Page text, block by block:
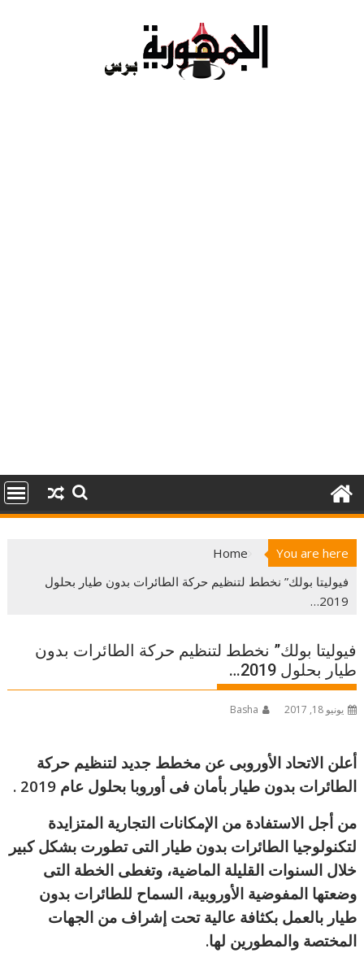
You are here
Home
فيوليتا بولك” نخطط لتنظيم حركة الطائرات بدون طيار بحلول
2019…
فيوليتا بولك” نخطط لتنظيم حركة الطائرات بدون
طيار بحلول 2019…
يونيو 18, 2017 Basha
أعلن الاتحاد الأوروبى عن مخطط جديد لتنظيم حركة
الطائرات بدون طيار بأمان فى أوروبا بحلول عام 2019 .
من أجل الاستفادة من الإمكانات التجارية المتزايدة
لتكنولوجيا الطائرات بدون طيار التى تطورت بشكل كبير
خلال السنوات القليلة الماضية، وتغطى الخطة التى
وضعتها المفوضية الأوروبية، السماح للطائرات بدون
طيار بالعمل بكثافة عالية تحت إشراف من الجهات
المختصة والمطورين لها.